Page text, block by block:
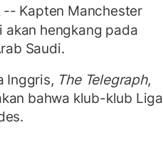
-- Kapten Manchester
akan hengkang pada
Saudi.
Inggris, The Telegraph,
bahwa klub-klub Liga